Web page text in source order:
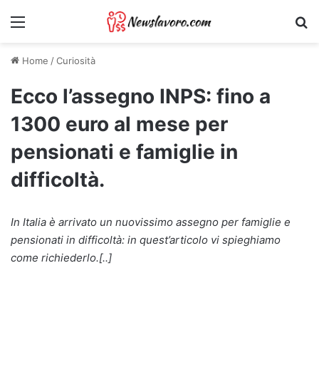
Menu
Home /Curiosità
Ecco l’assegno INPS: fino a
1300 euro al mese per
pensionati e famiglie in
difficoltà.
In Italia è arrivato un nuovissimo assegno per famiglie e
pensionati in difficoltà: in quest’articolo vi spieghiamo
come richiederlo.[..]